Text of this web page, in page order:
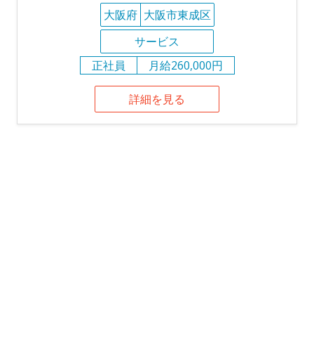
大阪府 大阪市東成区
サービス
正社員
月給260,000円
詳細を見る